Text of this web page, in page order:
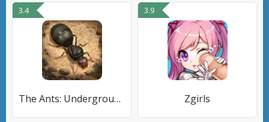
3.4
The Ants: Underground Kingdom
3.9
Zgirls